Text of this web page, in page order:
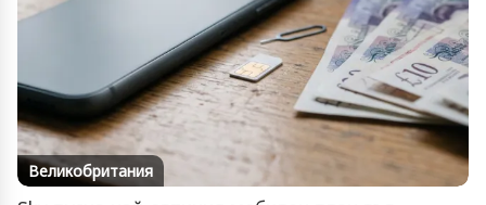
Великобритания